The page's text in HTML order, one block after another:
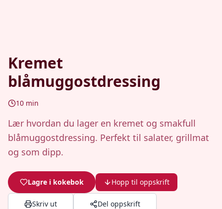
Kremet
blåmuggostdressing
10 min
Lær hvordan du lager en kremet og smakfull
blåmuggostdressing. Perfekt til salater, grillmat
og som dipp.
Lagre i kokebok Hopp til oppskrift
Skriv ut Del oppskrift